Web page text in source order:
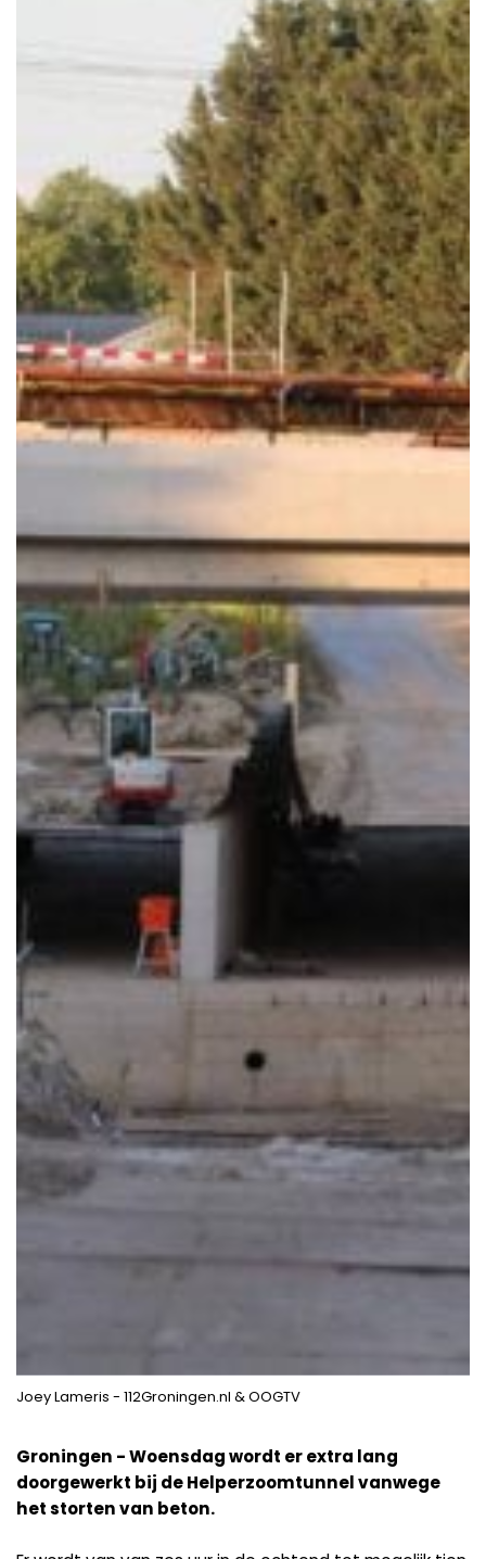
Joey Lameris - 112Groningen.nl & OOGTV
Groningen - Woensdag wordt er extra lang
doorgewerkt bij de Helperzoomtunnel vanwege
het storten van beton.